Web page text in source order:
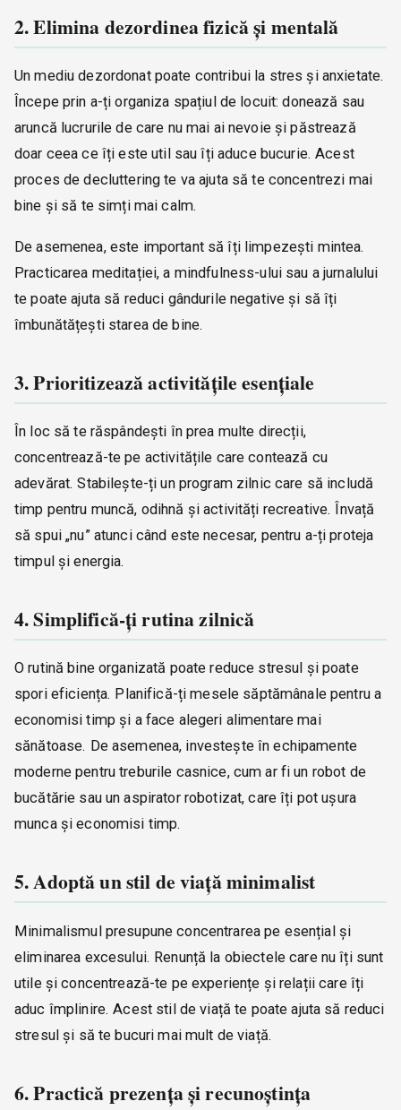
2. Elimina dezordinea fizică și mentală
Un mediu dezordonat poate contribui la stres și anxietate.
Începe prin a-ți organiza spațiul de locuit: donează sau
aruncă lucrurile de care nu mai ai nevoie și păstrează
doar ceea ce îți este util sau îți aduce bucurie. Acest
proces de decluttering te va ajuta să te concentrezi mai
bine și să te simți mai calm.
De asemenea, este important să îți limpezești mintea.
Practicarea meditației, a mindfulness-ului sau a jurnalului
te poate ajuta să reduci gândurile negative și să îți
îmbunătățești starea de bine.
3. Prioritizează activitățile esențiale
În loc să te răspândești în prea multe direcții,
concentrează-te pe activitățile care contează cu
adevărat. Stabilește-ți un program zilnic care să includă
timp pentru muncă, odihnă și activități recreative. Învață
să spui „nu” atunci când este necesar, pentru a-ți proteja
timpul și energia.
4. Simplifică-ți rutina zilnică
O rutină bine organizată poate reduce stresul și poate
spori eficiența. Planifică-ți mesele săptămânale pentru a
economisi timp și a face alegeri alimentare mai
sănătoase. De asemenea, investește în echipamente
moderne pentru treburile casnice, cum ar fi un robot de
bucătărie sau un aspirator robotizat, care îți pot ușura
munca și economisi timp.
5. Adoptă un stil de viață minimalist
Minimalismul presupune concentrarea pe esențial și
eliminarea excesului. Renunță la obiectele care nu îți sunt
utile și concentrează-te pe experiențe și relații care îți
aduc împlinire. Acest stil de viață te poate ajuta să reduci
stresul și să te bucuri mai mult de viață.
6. Practică prezența și recunoștința